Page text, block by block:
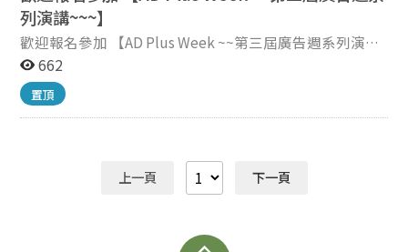
program will not only strengthen your research design,
but also help you build more focused and competitive
research projects. We look forward to your active
participation and to supporting your scholarly
development.
列演講~~~】
歡迎報名參加 【AD Plus Week ~~第三屆廣告週系列演講
~~~】 AD Plus Week ~~第三屆廣告週系列演講~~~ 廣告
人的同理心、洞察力與創造力才是創意與設計的真正本
質。 廣告系將於今(114)年 3月24日至28日舉辦第三屆AD
plus Week，以「AI CANNOT DO」為主題展開為期一週
作的經驗，並進一步提出廣告人的不可取代性與核心價值
1310-1600 那些AI取代不了的人、事、物。 3/25(二)
3/26(三) 0900-1200 公關人的第六感 : 精準洞察發掘潛在
662
置頂
上一頁 下一頁